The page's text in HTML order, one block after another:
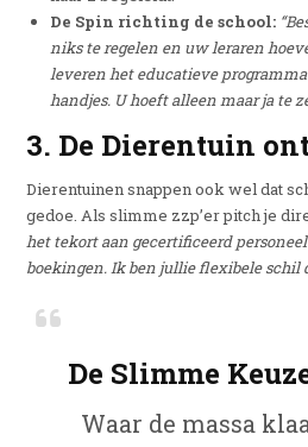
De Spin richting de school:
niks te regelen en uw leraren
leveren het educatieve
handjes. U hoeft alleen maar ja te
3. De Dierentuin
Dierentuinen snappen ook wel dat
gedoe. Als slimme zzp’er pitch je
het tekort aan gecertificeerd
boekingen. Ik ben jullie flexibele schil
De Slimme
Waar de massa